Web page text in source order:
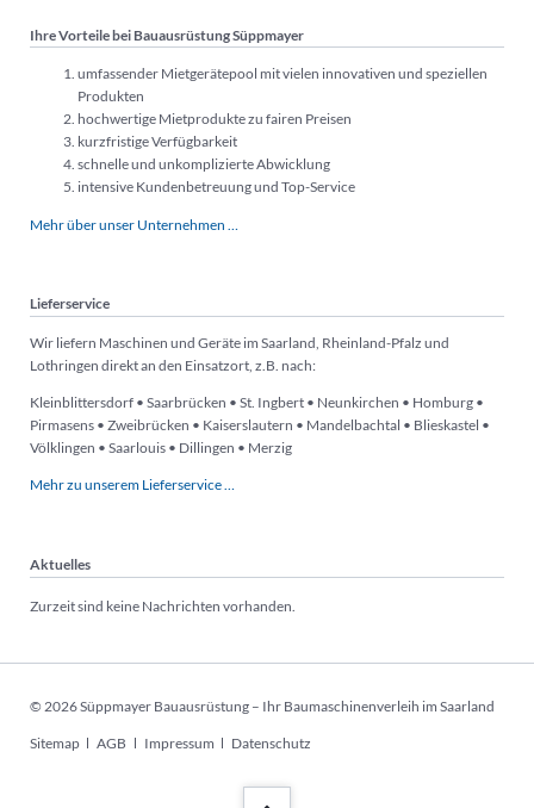
Ihre Vorteile bei Bauausrüstung Süppmayer
umfassender Mietgerätepool mit vielen innovativen und speziellen
Produkten
hochwertige Mietprodukte zu fairen Preisen
kurzfristige Verfügbarkeit
schnelle und unkomplizierte Abwicklung
intensive Kundenbetreuung und Top-Service
Mehr über unser Unternehmen …
Lieferservice
Wir liefern Maschinen und Geräte im Saarland, Rheinland-Pfalz und
Lothringen direkt an den Einsatzort, z.B. nach:
Kleinblittersdorf • Saarbrücken • St. Ingbert • Neunkirchen • Homburg •
Pirmasens • Zweibrücken • Kaiserslautern • Mandelbachtal • Blieskastel •
Völklingen • Saarlouis • Dillingen • Merzig
Mehr zu unserem Lieferservice …
Aktuelles
Zurzeit sind keine Nachrichten vorhanden.
© 2026 Süppmayer Bauausrüstung – Ihr Baumaschinenverleih im Saarland
Navigation
Sitemap AGB Impressum Datenschutz